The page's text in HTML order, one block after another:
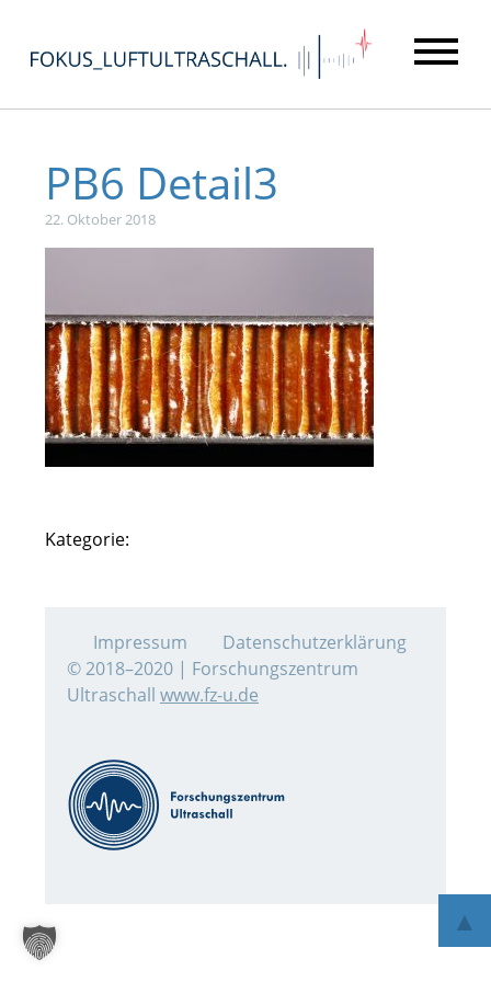
PB6 Detail3
22. Oktober 2018
Kategorie:
Datenschutzerklärung
Impressum
© 2018–2020 | Forschungszentrum
Ultraschall www.fz-u.de
▲